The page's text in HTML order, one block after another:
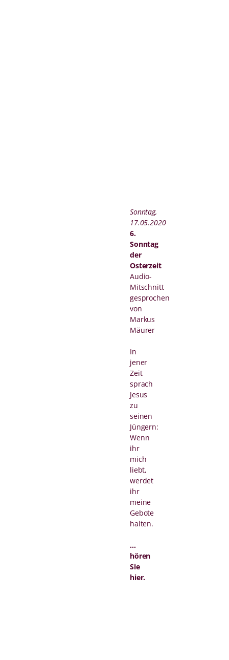
Sonntag,
17.05.2020
6.
Sonntag
der
Osterzeit
Audio-
Mitschnitt
gesprochen
von
Markus
Mäurer
In
jener
Zeit
sprach
Jesus
zu
seinen
Jüngern:
Wenn
ihr
mich
liebt,
werdet
ihr
meine
Gebote
halten.
...
hören
Sie
hier.